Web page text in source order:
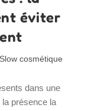
éviter
Slow cosmétique
dans une
présence la